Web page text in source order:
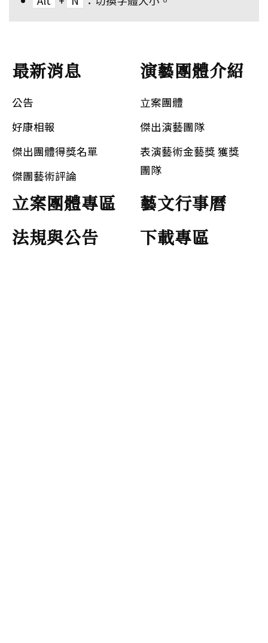
最新消息
公告
好康相報
傑出團體得獎名單
傑團藝術評論
演藝團體介紹
立案團體
傑出演藝團隊
表演藝術金藝獎 獲獎
團隊
立案團體專區
藝文行事曆
法規與公告
下載專區